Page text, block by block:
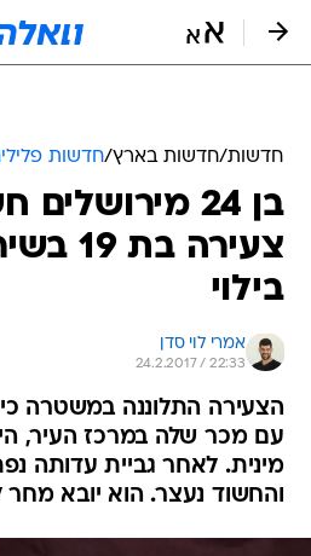
חדשות/חדשות בארץ/חדשות
בן 24
צעירה
בילוי
אמרי לוי סדן
24.2.2017 / 22:33
הצעירה התלוננה במשטרה
עם מכר שלה במרכז העיר,
מינית. לאחר גביית עדותה
והחשוד נעצר. הוא יובא מחר